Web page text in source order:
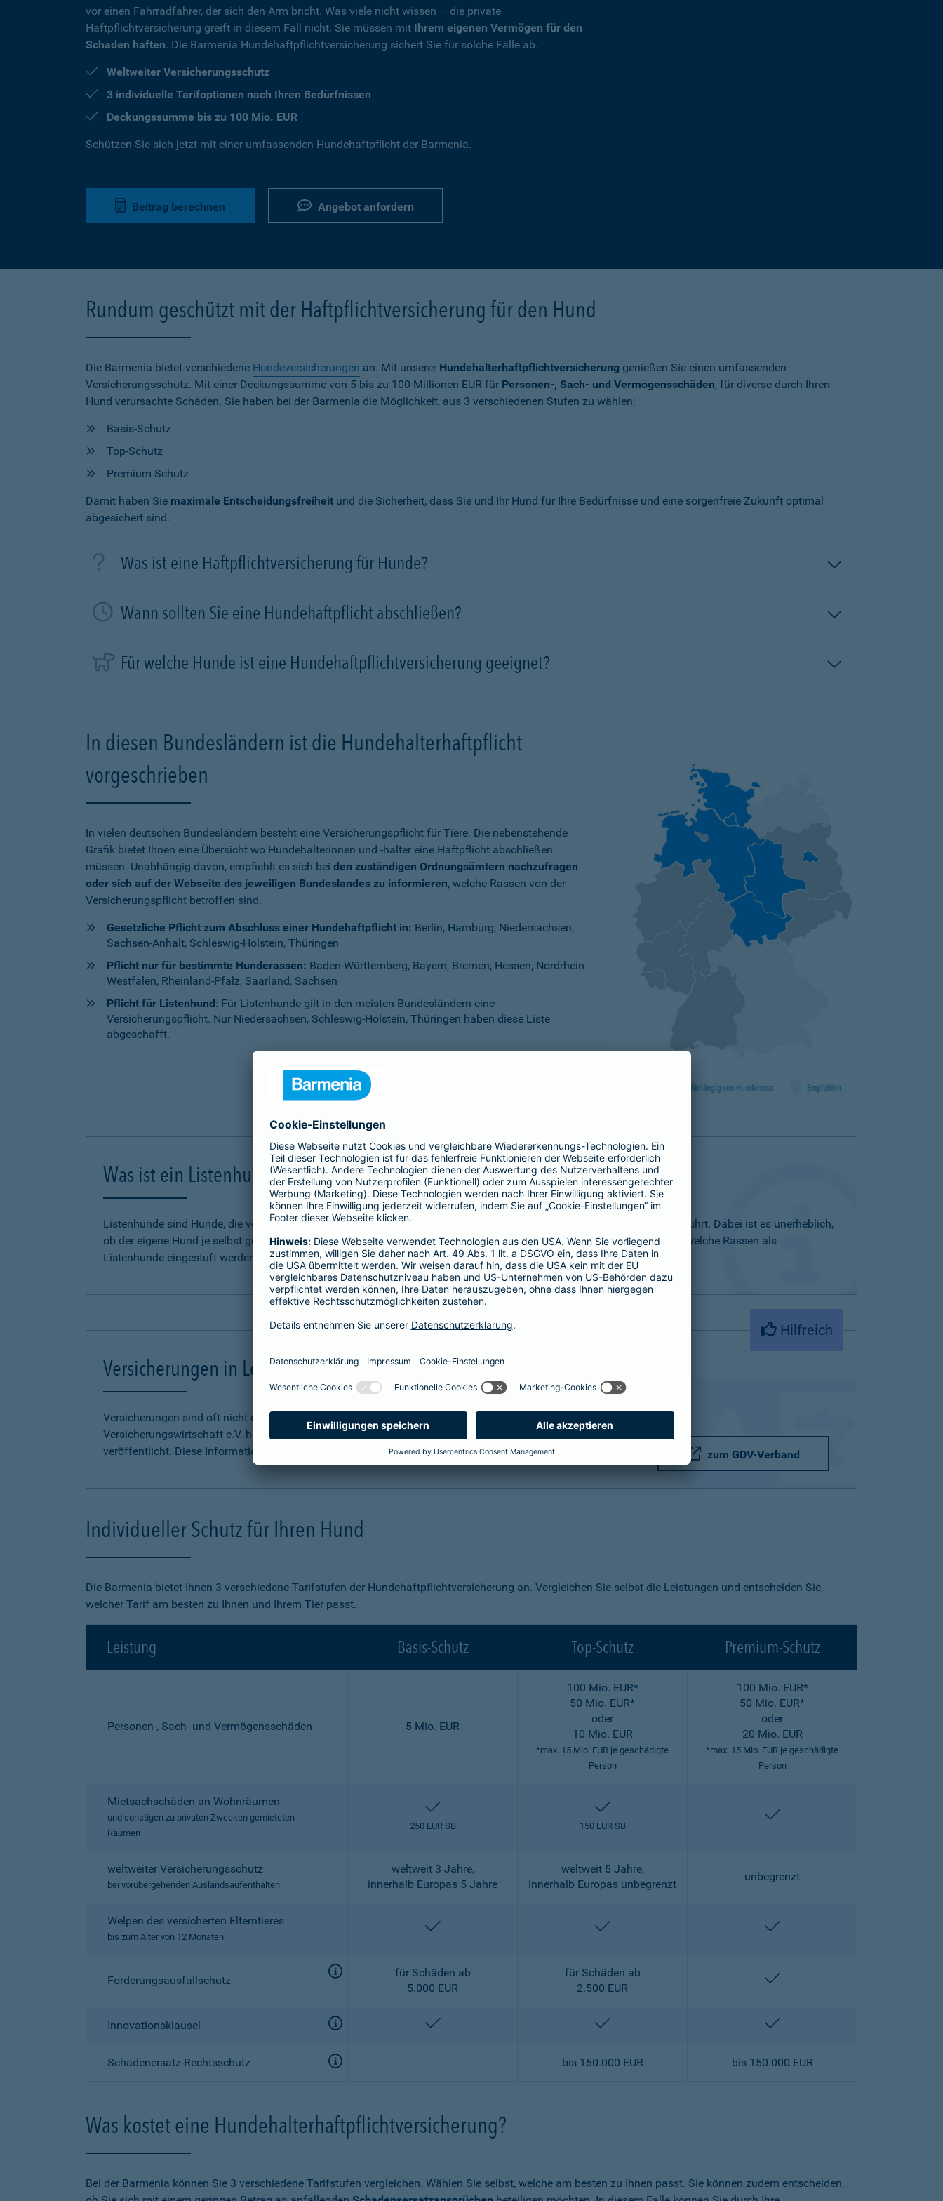
vor einen Fahrradfahrer, der sich den Arm bricht. Was viele nicht wissen – die private
Haftpflichtversicherung greift in diesem Fall nicht. Sie müssen mit Ihrem eigenen Vermögen für den
Schaden haften. Die Barmenia Hundehaftpflichtversicherung sichert Sie für solche Fälle ab.
Weltweiter Versicherungsschutz
3 individuelle Tarifoptionen nach Ihren Bedürfnissen
Deckungssumme bis zu 100 Mio. EUR
Schützen Sie sich jetzt mit einer umfassenden Hundehaftpflicht der Barmenia.
Beitrag berechnen Angebot anfordern
Rundum geschützt mit der Haftpflichtversicherung für den Hund
Die Barmenia bietet verschiedene Hundeversicherungen an. Mit unserer Hundehalterhaftpflichtversicherung genießen Sie einen umfassenden
Versicherungsschutz. Mit einer Deckungssumme von 5 bis zu 100 Millionen EUR für Personen-, Sach- und Vermögensschäden, für diverse durch Ihren
Hund verursachte Schäden. Sie haben bei der Barmenia die Möglichkeit, aus 3 verschiedenen Stufen zu wählen:
Basis-Schutz
Top-Schutz
Premium-Schutz
Damit haben Sie maximale Entscheidungsfreiheit und die Sicherheit, dass Sie und Ihr Hund für Ihre Bedürfnisse und eine sorgenfreie Zukunft optimal
abgesichert sind.
Was ist eine Haftpflichtversicherung für Hunde?
Wann sollten Sie eine Hundehaftpflicht abschließen?
Für welche Hunde ist eine Hundehaftpflichtversicherung geeignet?
In diesen Bundesländern ist die Hundehalterhaftpflicht
vorgeschrieben
In vielen deutschen Bundesländern besteht eine Versicherungspflicht für Tiere. Die nebenstehende
Grafik bietet Ihnen eine Übersicht wo Hundehalterinnen und -halter eine Haftpflicht abschließen
müssen. Unabhängig davon, empfiehlt es sich bei den zuständigen Ordnungsämtern nachzufragen
oder sich auf der Webseite des jeweiligen Bundeslandes zu informieren, welche Rassen von der
Versicherungspflicht betroffen sind.
Gesetzliche Pflicht zum Abschluss einer Hundehaftpflicht in: Berlin, Hamburg, Niedersachsen,
Sachsen-Anhalt, Schleswig-Holstein, Thüringen
Pflicht nur für bestimmte Hunderassen: Baden-Württemberg, Bayern, Bremen, Hessen, Nordrhein-
Westfalen, Rheinland-Pfalz, Saarland, Sachsen
Pflicht für Listenhund: Für Listenhunde gilt in den meisten Bundesländern eine
Versicherungspflicht. Nur Niedersachsen, Schleswig-Holstein, Thüringen haben diese Liste
abgeschafft.
Was ist ein Listenhund?
Listenhunde sind Hunde, die von einem Bundesland als gefährlich eingestuft werden. Sie werden auf einer Liste aufgeführt. Dabei ist es unerheblich,
ob der eigene Hund je selbst gefährlich geworden ist. Mitunter werden Listenhunde auch als Kampfhunde bezeichnet. Welche Rassen als
Listenhunde eingestuft werden, unterscheidet sich von Bundesland zu Bundesland.
Hilfreich
Versicherungen in Leichter Sprache erklärt
Versicherungen sind oft nicht einfach zu verstehen. Der Gesamtverband der Deutschen
Versicherungswirtschaft e.V. hat
Informationen in Leichter Sprache zu diversen Versicherungen
veröffentlicht. Diese Informationen finden Sie hier.
zum GDV-Verband
Individueller Schutz für Ihren Hund
Die Barmenia bietet Ihnen 3 verschiedene Tarifstufen der Hundehaftpflichtversicherung an. Vergleichen Sie selbst die Leistungen und entscheiden Sie,
welcher Tarif am besten zu Ihnen und Ihrem Tier passt.
Leistung Basis-Schutz Top-Schutz Premium-Schutz
Personen-, Sach- und Vermögensschäden 5 Mio. EUR
100 Mio. EUR*
50 Mio. EUR*
oder
10 Mio. EUR
*max. 15 Mio. EUR je geschädigte
Person
100 Mio. EUR*
50 Mio. EUR*
oder
20 Mio. EUR
*max. 15 Mio. EUR je geschädigte
Person
Mietsachschäden an Wohnräumen
und sonstigen zu privaten Zwecken gemieteten
Räumen
enthalten
250 EUR SB
enthalten
150 EUR SB
enthalten
weltweiter Versicherungsschutz
bei vorübergehenden Auslandsaufenthalten
weltweit 3 Jahre,
innerhalb Europas 5 Jahre
weltweit 5 Jahre,
innerhalb Europas unbegrenzt
unbegrenzt
Welpen des versicherten Elterntieres
bis zum Alter von 12 Monaten
enthalten enthalten enthalten
Forderungsausfallschutz
für Schäden ab
5.000 EUR
für Schäden ab
2.500 EUR
enthalten
Innovationsklausel enthalten enthalten enthalten
Schadenersatz-Rechtsschutz bis 150.000 EUR bis 150.000 EUR
Was kostet eine Hundehalterhaftpflichtversicherung?
Bei der Barmenia können Sie 3 verschiedene Tarifstufen vergleichen. Wählen Sie selbst, welche am besten zu Ihnen passt. Sie können zudem entscheiden,